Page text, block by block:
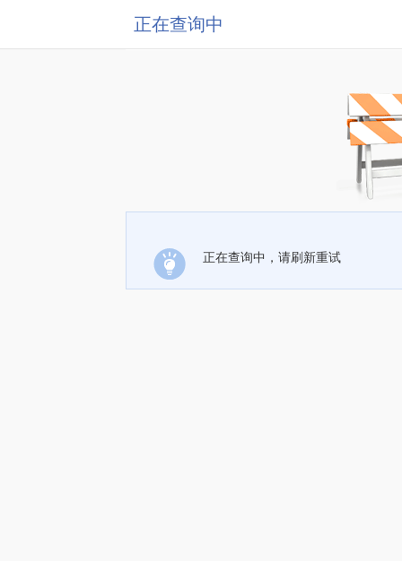
正在查询中
正在查询中，请刷新重试